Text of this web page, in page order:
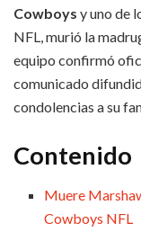
Cowboys y uno de
NFL, murió la
equipo confirmó
comunicado
condolencias a su
Contenido
Muere
Cowboys NFL